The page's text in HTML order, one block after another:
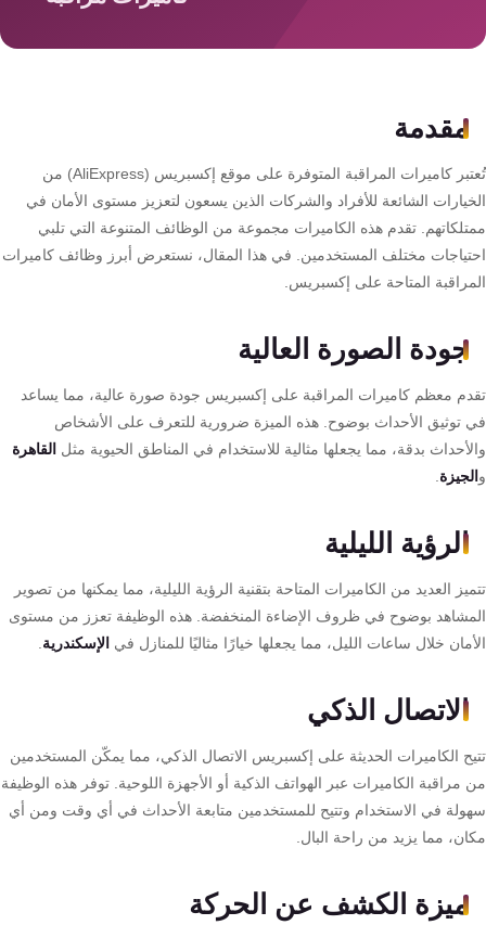
مقدمة
تُعتبر كاميرات المراقبة المتوفرة على موقع إكسبريس (AliExpress) من
الشائعة للأفراد والشركات الذين يسعون لتعزيز مستوى الأمان في
تقدم هذه الكاميرات مجموعة من الوظائف المتنوعة التي تلبي
مختلف المستخدمين. في هذا المقال، نستعرض أبرز وظائف كاميرات
المتاحة على إكسبريس.
جودة الصورة العالية
معظم كاميرات المراقبة على إكسبريس جودة صورة عالية، مما يساعد
توثيق الأحداث بوضوح. هذه الميزة ضرورية للتعرف على الأشخاص
بدقة، مما يجعلها مثالية للاستخدام في المناطق الحيوية مثلالقاهرة
.
الرؤية الليلية
العديد من الكاميرات المتاحة بتقنية الرؤية الليلية، مما يمكنها من تصوير
بوضوح في ظروف الإضاءة المنخفضة. هذه الوظيفة تعزز من مستوى
خلال ساعات الليل، مما يجعلها خيارًا مثاليًا للمنازل فيالإسكندرية .
الاتصال الذكي
الكاميرات الحديثة على إكسبريس الاتصال الذكي، مما يمكّن المستخدمين
مراقبة الكاميرات عبر الهواتف الذكية أو الأجهزة اللوحية. توفر هذه الوظيفة
في الاستخدام وتتيح للمستخدمين متابعة الأحداث في أي وقت ومن أي
مما يزيد من راحة البال.
ميزة الكشف عن الحركة
هوم
سيستم
حلول
أمنية
للشركات
والمصانع
جهاز
بصمة
الحضور
والانصراف
شبكات
المحمول
والانترنت
انتركم
أنظمة
السرقة
أنظمة
الحريق